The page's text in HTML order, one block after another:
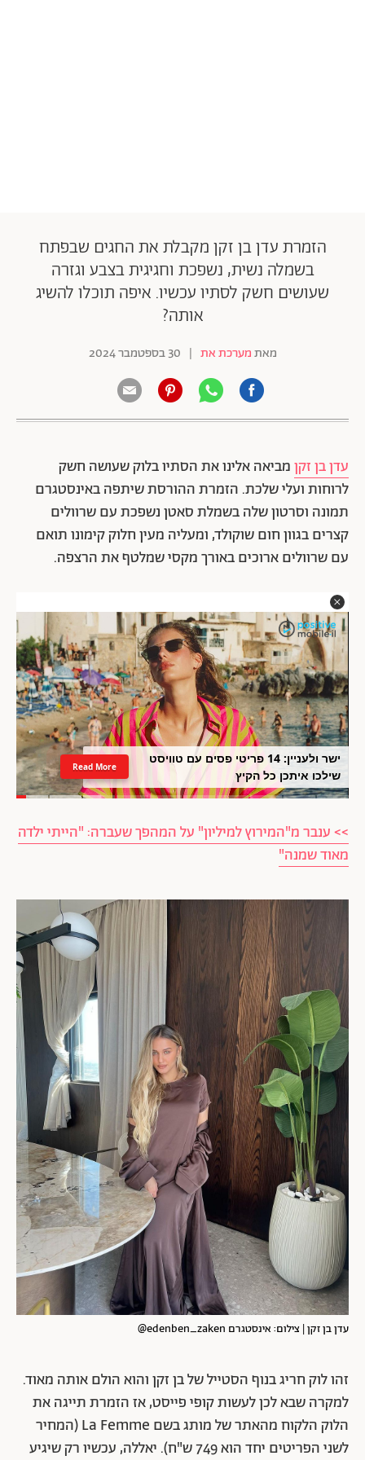
הזמרת עדן בן זקן מקבלת את החגים שבפתח
בשמלה נשית, נשפכת וחגיגית בצבע וגזרה
שעושים חשק לסתיו עכשיו. איפה תוכלו להשיג
אותה?
מאתמערכת את | 30 בספטמבר 2024
עדן בן זקןמביאה אלינו את הסתיו בלוק שעושה חשק
לרוחות ועלי שלכת. הזמרת ההורסת שיתפה באינסטגרם
תמונה וסרטון שלה בשמלת סאטן נשפכת עם שרוולים
קצרים בגוון חום שוקולד, ומעליה מעין חלוק קימונו תואם
עם שרוולים ארוכים באורך מקסי שמלטף את הרצפה.
ישר ולעניין: 14 פריטי פסים עם טוויסט
שילכו איתכן כל הקיץ
Read More
>> ענבר מ"המירוץ למיליון" על המהפך שעברה: "הייתי ילדה
מאוד שמנה"
עדן בן זקן | צילום: אינסטגרם edenben_zaken@
זהו לוק חריג בנוף הסטייל של בן זקן והוא הולם אותה מאוד.
למקרה שבא לכן לעשות קופי פייסט, אז הזמרת תייגה את
הלוק הלקוח מהאתר של מותג בשם La Femme (המחיר
לשני הפריטים יחד הוא 749 ש"ח). יאללה, עכשיו רק שיגיע